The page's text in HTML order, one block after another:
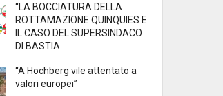
“LA BOCCIATURA DELLA
ROTTAMAZIONE QUINQUIES E
IL CASO DEL SUPERSINDACO
DI BASTIA
“A Höchberg vile attentato a
valori europei”